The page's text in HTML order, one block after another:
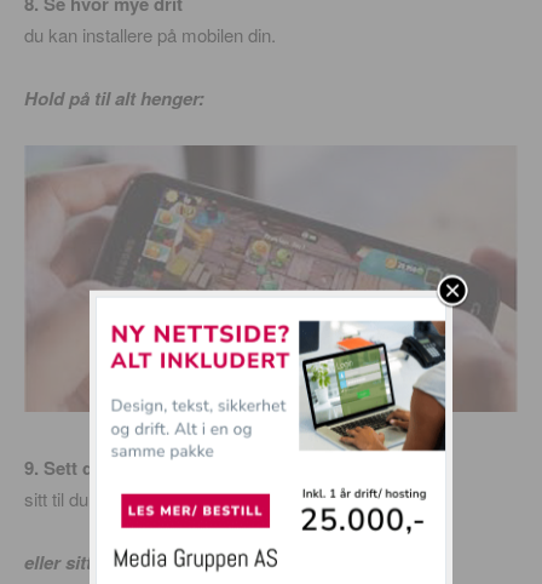
du kan installere på mobilen din.
Hold på til alt henger:
9. Sett deg på Cafe og dra et kondom over hodet.
sitt til du enten mister pusten og dør,
eller sitt til du blir kastet ut